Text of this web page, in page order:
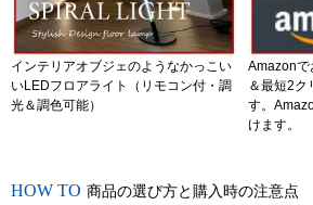
インテリアオブジェのようなかっこい
いLEDフロアライト（リモコン付・調
光＆調色可能）
Amazonで
＆最短2ク
す。
けます。
商品の選び方と購入時の注意点